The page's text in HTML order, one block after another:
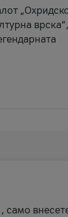
врска“,
само